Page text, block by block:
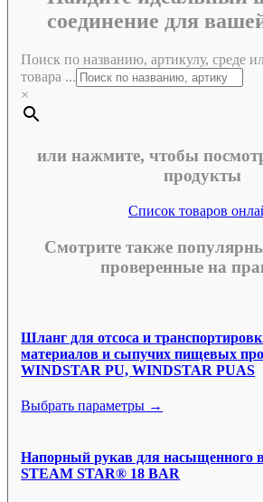
соединение для
Поиск по названию, артикулу, среде
товара ...
×
или нажмите, чтобы
продукты
Список товаров
Смотрите также
проверенные на
Шланг для отсоса и
материалов и сыпучих пищевых
WINDSTAR PU, WINDSTAR PUAS
Выбрать параметры →
Напорный рукав для насыщенного
STEAM STAR® 18 BAR